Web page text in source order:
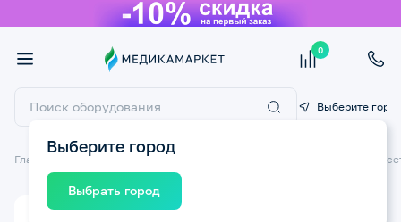
0
Выберите город
Выберите город
Выбрать город
Главная Ортопедические изделия Ортопедические бандажи и